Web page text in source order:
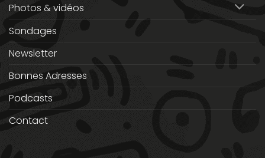
Photos & vidéos
Sondages
Newsletter
Bonnes Adresses
Podcasts
Contact